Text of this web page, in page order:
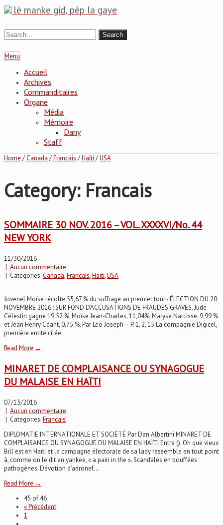
lè manke gid, pèp la gaye
Menu
Accueil
Archives
Commanditaires
Organe
Média
Mémoire
Dany
Staff
Home /Canada /Francais /Haïti /USA
Category: Francais
SOMMAIRE 30 NOV. 2016 – VOL. XXXXVI/No. 44
NEW YORK
11/30/2016
| Aucun commentaire
| Categories:Canada,Francais,Haïti,USA
Jovenel Moïse récolte 55,67 % du suffrage au premier tour - ÉLECTION DU 20
NOVEMBRE 2016 : SUR FOND D’ACCUSATIONS DE FRAUDES GRAVES. Jude
Célestin gagne 19,52 %, Moïse Jean-Charles, 11,04%, Maryse Narcisse, 9,99 %
et Jean Henry Céant, 0,75 %. Par Léo Joseph – P. 1, 2, 15 La compagnie Digicel,
première entité citée...
Read More →
MINARET DE COMPLAISANCE OU SYNAGOGUE
DU MALAISE EN HAÏTI
07/13/2016
| Aucun commentaire
| Categories:Francais
DIPLOMATIE INTERNATIONALE ET SOCIÉTÉ Par Dan Albertini MINARET DE
COMPLAISANCE OU SYNAGOGUE DU MALAISE EN HAÏTI Entre (). Oh que vieux
Bill est en Haïti et la campagne électorale de sa lady ressemble en tout point
à, comme on le dit en yankee, « a pain in the ». Scandales en bouffées
pathogènes. Dévotion d’aéronef...
Read More →
45 of 46
« Précédent
1